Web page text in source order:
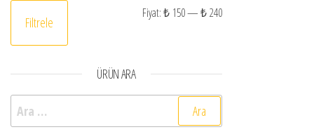
En düşük fiyat
En yüksek fiyat
Filtrele
Fiyat:₺ 150—₺ 240
ÜRÜN ARA
Arama: